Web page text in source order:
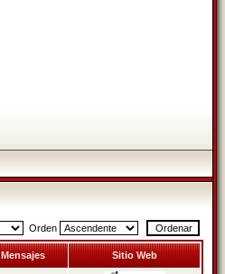
Orden
Mensajes Sitio Web